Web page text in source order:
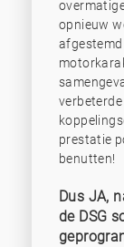
opnieuw
prestatie
benutten!
Dus JA,
de DSG